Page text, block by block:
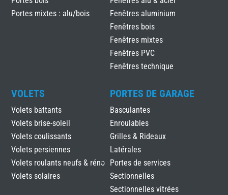
Portes mixtes : alu/bois
Fenêtres aluminium
Fenêtres bois
Fenêtres mixtes
Fenêtres PVC
Fenêtres technique
VOLETS
Volets battants
Volets brise-soleil
Volets coulissants
Volets persiennes
Volets roulants neufs & réno
Volets solaires
PORTES DE GARAGE
Basculantes
Enroulables
Grilles & Rideaux
Latérales
Portes de services
Sectionnelles
Sectionnelles vitrées